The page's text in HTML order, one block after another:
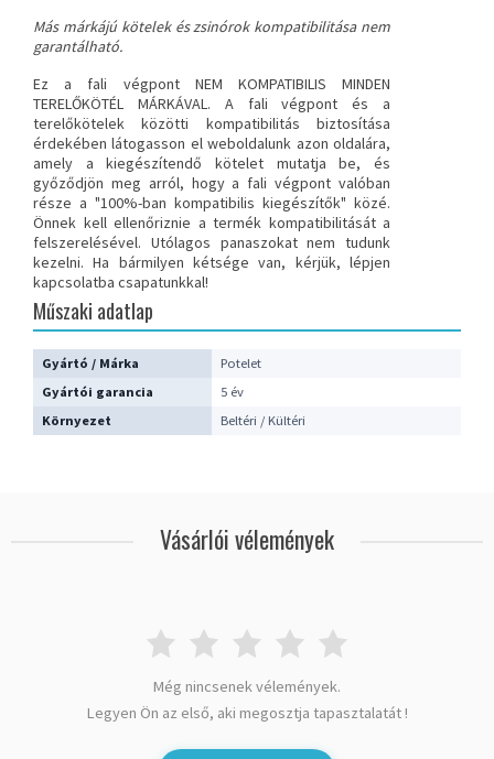
Más márkájú kötelek és zsinórok kompatibilitása nem
garantálható.
Ez a fali végpont NEM KOMPATIBILIS MINDEN
TERELŐKÖTÉL MÁRKÁVAL. A fali végpont és a
terelőkötelek közötti kompatibilitás biztosítása
érdekében látogasson el weboldalunk azon oldalára,
amely a kiegészítendő kötelet mutatja be, és
győződjön meg arról, hogy a fali végpont valóban
része a "100%-ban kompatibilis kiegészítők" közé.
Önnek kell ellenőriznie a termék kompatibilitását a
felszerelésével. Utólagos panaszokat nem tudunk
kezelni.Ha bármilyen kétsége van, kérjük, lépjen
kapcsolatba csapatunkkal!
Műszaki adatlap
Gyártó / Márka
Potelet
Gyártói garancia
5 év
Környezet
Beltéri / Kültéri
Vásárlói vélemények
Még nincsenek vélemények.
Legyen Ön az első, aki megosztja tapasztalatát !